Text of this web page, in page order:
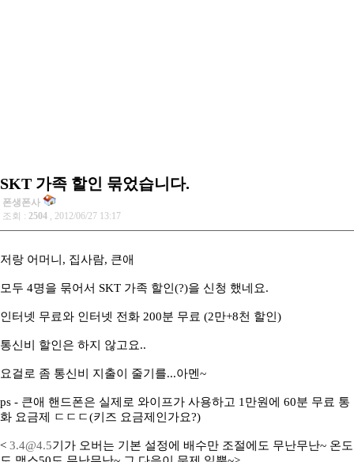
SKT 가족 할인 묶었습니다.
폰생폰사
조회 : 2504 , 2012/06/27 13:17
저랑 어머니, 집사람, 큰애
모두 4명을 묶어서 SKT 가족 할인(?)을 신청 했네요.
인터넷 무료와 인터넷 전화 200분 무료 (2만+8천 할인)
통신비 할인은 하지 않고요..
요걸로 좀 통신비 지출이 줄기를...아멘~
ps - 큰애 핸드폰은 실제로 와이프가 사용하고 1만원에 60분 무료 통
화 요금제 ㄷㄷㄷ(키즈 요금제인가요?)
< 3.4@4.5기가 오버는 기본 설정에 배수만 조절에도 무난무난~ 온도